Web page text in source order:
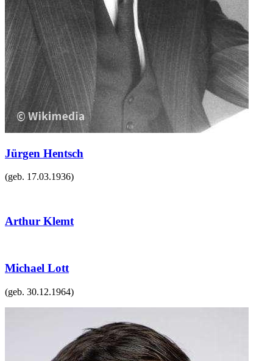
Jürgen Hentsch
(geb. 17.03.1936)
Arthur Klemt
Michael Lott
(geb. 30.12.1964)